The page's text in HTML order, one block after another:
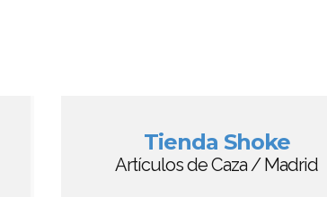
Tienda Shoke
Artículos de Caza / Madrid